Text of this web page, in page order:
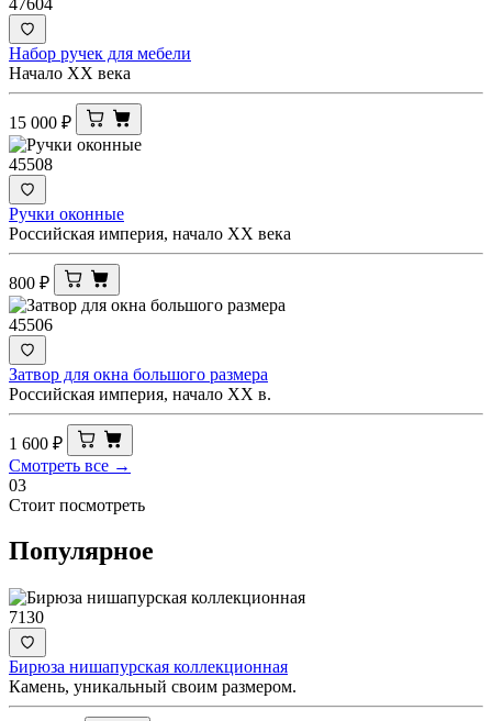
Набор ручек для мебели
Начало XX века
15 000 ₽
45508
Ручки оконные
Российская империя, начало ХХ века
800 ₽
45506
Затвор для окна большого размера
Российская империя, начало ХХ в.
1 600 ₽
Смотреть все →
03
Стоит посмотреть
Популярное
7130
Бирюза нишапурская коллекционная
Камень, уникальный своим размером.